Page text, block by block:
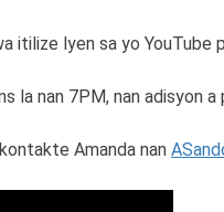
itilize lyen sa yo YouTube
nan 7PM, nan adisyon
Amanda nan